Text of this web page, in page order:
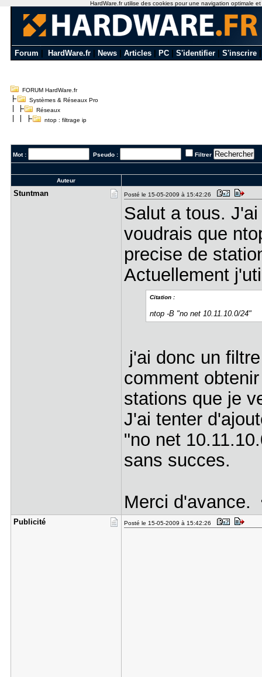
Forum HardWare.fr News Articles PC S'identifier S'inscrire
FORUM HardWare.fr
Systèmes & Réseaux Pro
Réseaux
ntop : filtrage ip
Mot : Pseudo : Filtrer
Auteur
Stuntman Posté le 15-05-2009 à 15:42:26
Salut a tous.
voudrais que
precise de
Actuellement
Citation :
ntop -B "no net 10.11.10.0/24"
j'ai donc un
comment
stations que je
J'ai tenter
"no net
sans succes.
Merci d'avance.
Publicité Posté le 15-05-2009 à 15:42:26
HardWare.fr utilise des cookies pour une navigation optimale